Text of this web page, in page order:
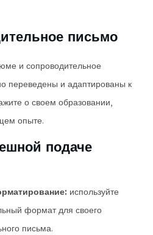
письмо
и сопроводительное
переведены и адаптированы к
о своем образовании,
опыте.
подаче
используйте
формат для своего
письма.